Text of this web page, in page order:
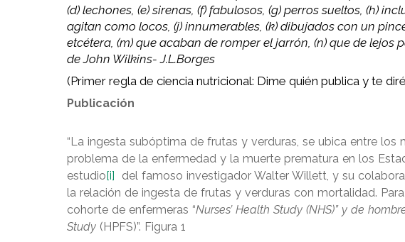
(d) lechones, (e) sirenas, (f) fabulosos, (g) perros sueltos, (h)
agitan como locos, (j) innumerables, (k) dibujados con un
etcétera, (m) que acaban de romper el jarrón, (n) que de lejos
de John Wilkins- J.L.Borges
(Primer regla de ciencia nutricional: Dime quién publica y te
Publicación
“La ingesta subóptima de frutas y verduras, se ubica entre
problema de la enfermedad y la muerte prematura en los
estudio[i] del famoso investigador Walter Willett, y su
la relación de ingesta de frutas y verduras con mortalidad.
cohorte de enfermeras “Nurses’ Health Study (NHS)” y de
Study (HPFS)”. Figura 1